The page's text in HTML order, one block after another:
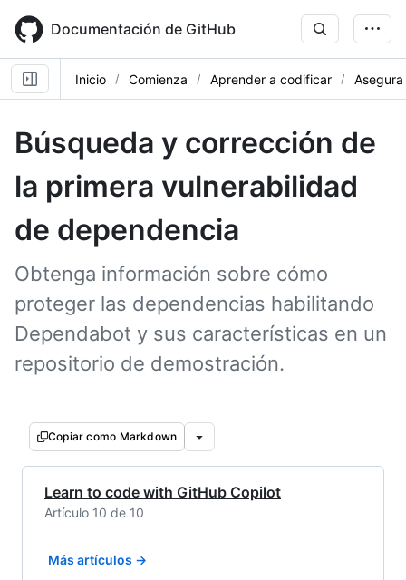
main
content
Documentación de GitHub
Inicio Comienza Aprender a codificar
Búsqueda y corrección de
la primera vulnerabilidad
de dependencia
Obtenga información sobre cómo
proteger las dependencias habilitando
Dependabot y sus características en un
repositorio de demostración.
Copiar como Markdown
Learn to code with GitHub Copilot
Artículo 10 de 10
Más artículos →